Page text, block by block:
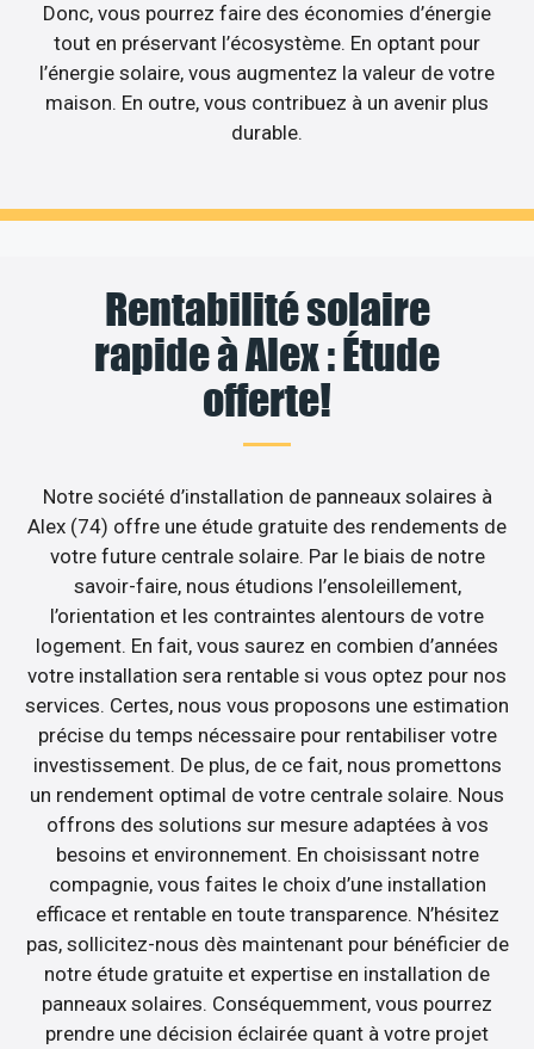
Donc, vous pourrez faire des économies d’énergie
tout en préservant l’écosystème. En optant pour
l’énergie solaire, vous augmentez la valeur de votre
maison. En outre, vous contribuez à un avenir plus
durable.
Rentabilité solaire
rapide à Alex : Étude
offerte!
Notre société d’installation de panneaux solaires à
Alex (74) offre une étude gratuite des rendements de
votre future centrale solaire. Par le biais de notre
savoir-faire, nous étudions l’ensoleillement,
l’orientation et les contraintes alentours de votre
logement. En fait, vous saurez en combien d’années
votre installation sera rentable si vous optez pour nos
services. Certes, nous vous proposons une estimation
précise du temps nécessaire pour rentabiliser votre
investissement. De plus, de ce fait, nous promettons
un rendement optimal de votre centrale solaire. Nous
offrons des solutions sur mesure adaptées à vos
besoins et environnement. En choisissant notre
compagnie, vous faites le choix d’une installation
efficace et rentable en toute transparence. N’hésitez
pas, sollicitez-nous dès maintenant pour bénéficier de
notre étude gratuite et expertise en installation de
panneaux solaires. Conséquemment, vous pourrez
prendre une décision éclairée quant à votre projet